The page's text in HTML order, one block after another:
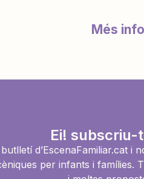
Més
Ei!
d’EscenaFamiliar.cat
per infants i famílies.